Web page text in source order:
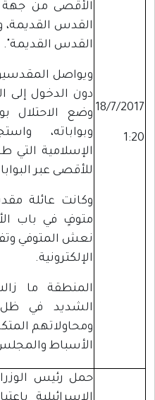
18/7/2017
1:20
الأقصى من جهة
القدس القديمة،
القدس القديمة".
ويواصل
دون الدخول إلى
وضع الاحتلال
وبواباته،
الإسلامية التي
للأقصى عبر
وكانت عائلة
متوفٍ في باب
نعش المتوفي
الإلكترونية.
المنطقة ما
الشديد في ظل
ومحاولاتهم
الأسباط
حمل رئيس